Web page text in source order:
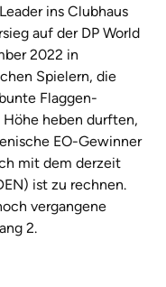
ins Clubhaus
auf der DP World
2022 in
Spielern, die
Flaggen-
Höhe heben durften,
EO-Gewinner
mit dem derzeit
ist zu rechnen.
vergangene
2.